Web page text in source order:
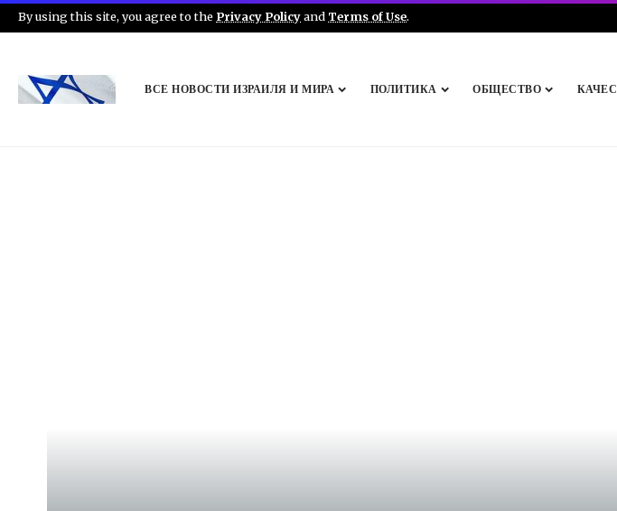
By using this site, you agree to the Privacy Policyand Terms of Use.
ВСЕ НОВОСТИ ИЗРАИЛЯ И МИРА ПОЛИТИКА ОБЩЕСТВО